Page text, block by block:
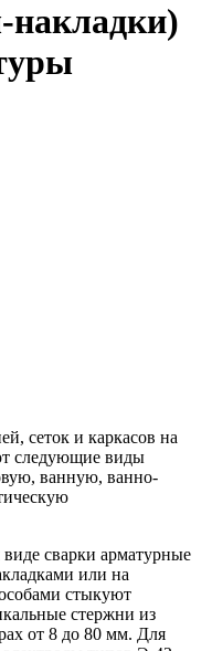
накладки)
сеток и каркасов на
следующие виды
ванную, ванно-
сварки арматурные
или на
стыкуют
стержни из
от 8 до 80 мм. Для